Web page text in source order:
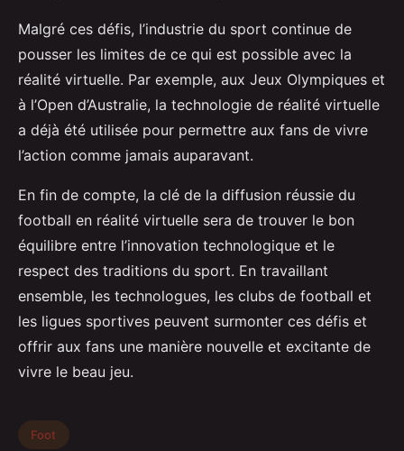
Malgré ces défis, l’industrie du sport continue de
pousser les limites de ce qui est possible avec la
réalité virtuelle. Par exemple, aux Jeux Olympiques et
à l’Open d’Australie, la technologie de réalité virtuelle
a déjà été utilisée pour permettre aux fans de vivre
l’action comme jamais auparavant.
En fin de compte, la clé de la diffusion réussie du
football en réalité virtuelle sera de trouver le bon
équilibre entre l’innovation technologique et le
respect des traditions du sport. En travaillant
ensemble, les technologues, les clubs de football et
les ligues sportives peuvent surmonter ces défis et
offrir aux fans une manière nouvelle et excitante de
vivre le beau jeu.
Foot